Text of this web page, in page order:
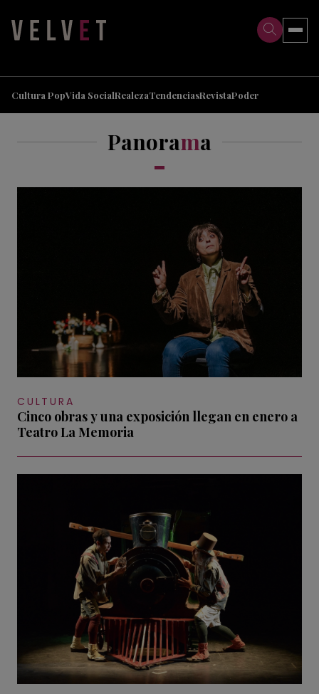
Cultura PopVida SocialRealezaTendenciasRevistaPoder
Panorama
CULTURA
Cinco obras y una exposición llegan en enero a
Teatro La Memoria